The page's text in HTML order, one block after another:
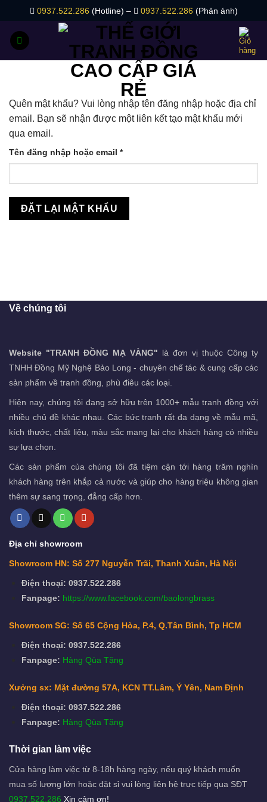
nội
dung
0937.522.286 (Hotline) – 0937.522.286 (Phản ánh)
Quên mật khẩu? Vui lòng nhập tên đăng nhập hoặc địa chỉ
email. Bạn sẽ nhận được một liên kết tạo mật khẩu mới
qua email.
Tên đăng nhập hoặc email *Bắt
buộc
ĐẶT LẠI MẬT KHẨU
Về chúng tôi
Website "TRANH ĐỒNG MẠ VÀNG" là đơn vị thuộc Công ty
TNHH Đồng Mỹ Nghệ Bảo Long - chuyên chế tác & cung cấp các
sản phẩm về tranh đồng, phù điêu các loại.
Hiện nay, chúng tôi đang sở hữu trên 1000+ mẫu tranh đồng với
nhiều chủ đề khác nhau. Các bức tranh rất đa dạng về mẫu mã,
kích thước, chất liệu, màu sắc mang lại cho khách hàng có nhiều
sự lựa chọn.
Các sản phẩm của chúng tôi đã tiệm cận tới hàng trăm nghìn
khách hàng trên khắp cả nước và giúp cho hàng triệu không gian
thêm sự sang trọng, đẳng cấp hơn.
Địa chỉ showroom
Showroom HN: Số 277 Nguyễn Trãi, Thanh Xuân, Hà Nội
Điện thoại: 0937.522.286
Fanpage: https://www.facebook.com/baolongbrass
Showroom SG: Số 65 Cộng Hòa, P.4, Q.Tân Bình, Tp HCM
Điện thoại: 0937.522.286
Fanpage: Hàng Qùa Tặng
Xưởng sx: Mặt đường 57A, KCN TT.Lâm, Ý Yên, Nam Định
Điện thoại: 0937.522.286
Fanpage: Hàng Qùa Tặng
Thời gian làm việc
Cửa hàng làm việc từ 8-18h hàng ngày, nếu quý khách muốn
mua số lượng lớn hoặc đặt sỉ vui lòng liên hệ trực tiếp qua SĐT
0937.522.286 Xin cảm ơn!